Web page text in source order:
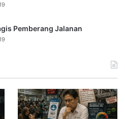
Pemberang Jalanan